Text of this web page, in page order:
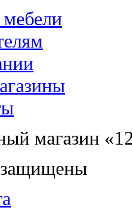
мебели
магазин
защищены